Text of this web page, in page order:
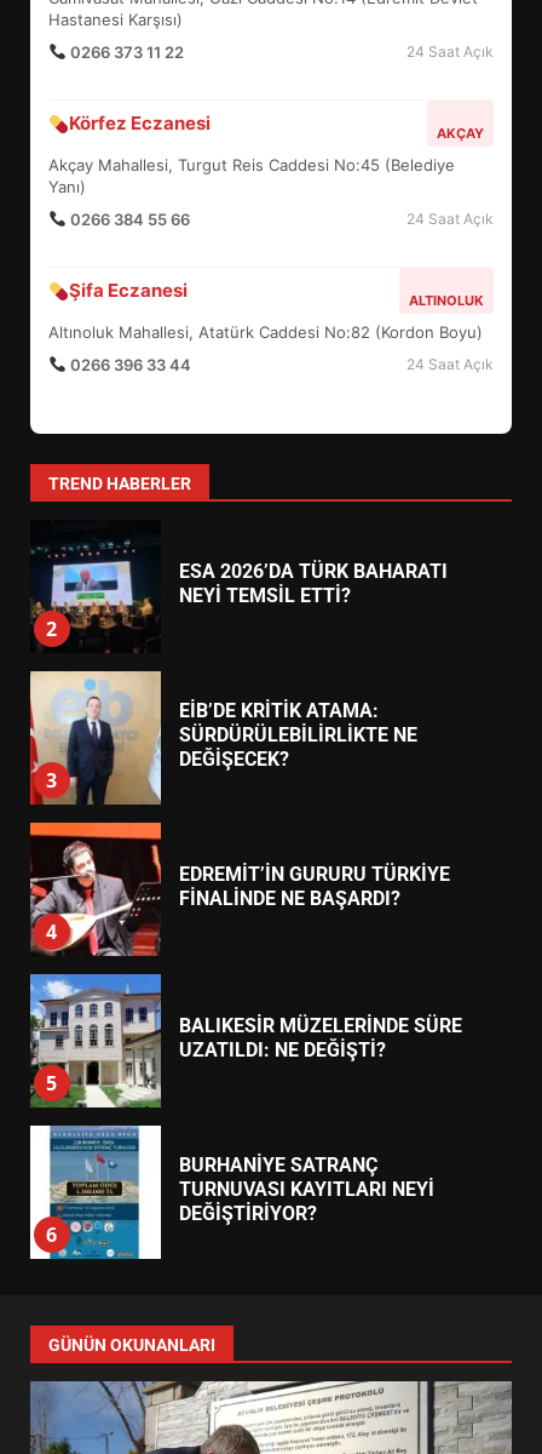
Hastanesi Karşısı)
0266 373 11 22
24 Saat Açık
Körfez Eczanesi AKÇAY
Akçay Mahallesi, Turgut Reis Caddesi No:45 (Belediye
Yanı)
0266 384 55 66
24 Saat Açık
Şifa Eczanesi ALTINOLUK
Altınoluk Mahallesi, Atatürk Caddesi No:82 (Kordon Boyu)
0266 396 33 44
24 Saat Açık
TREND HABERLER
5
6
TURNUVASI KAYITLARI NEYİ
7
YENİ YÖNETİM NASIL
ŞEKİLLENDİ?
1
HAREKETE GEÇİYOR: GÖZLER
2
ESA 2026’DA TÜRK BAHARATI
NEYİ TEMSİL ETTİ?
3
EİB’DE KRİTİK ATAMA:
SÜRDÜRÜLEBİLİRLİKTE NE
DEĞİŞECEK?
4
EDREMİT’İN GURURU TÜRKİYE
FİNALİNDE NE BAŞARDI?
5
BALIKESİR MÜZELERİNDE SÜRE
UZATILDI: NE DEĞİŞTİ?
6
BURHANİYE SATRANÇ
TURNUVASI KAYITLARI NEYİ
DEĞİŞTİRİYOR?
7
YENİ YÖNETİM NASIL
ŞEKİLLENDİ?
GÜNÜN OKUNANLARI